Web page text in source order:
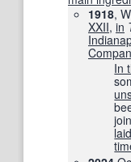
1918,
XXII, in
In
laid